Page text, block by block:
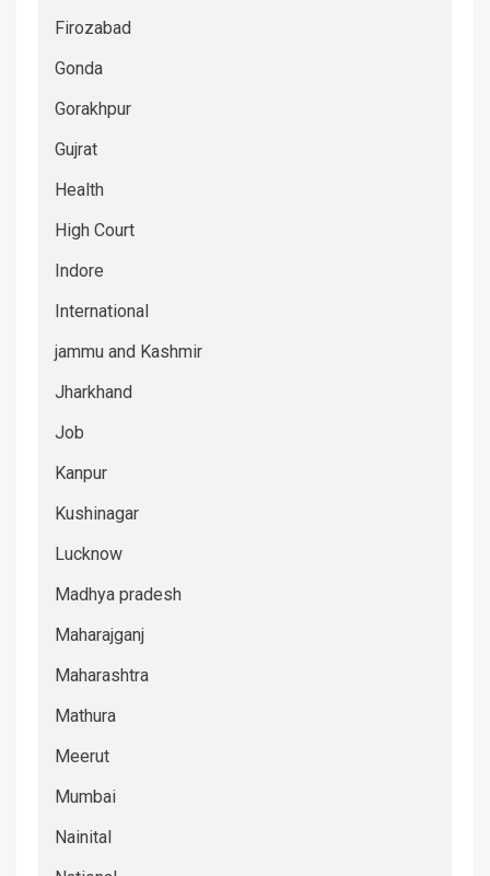
Firozabad
Gonda
Gorakhpur
Gujrat
Health
High Court
Indore
International
jammu and Kashmir
Jharkhand
Job
Kanpur
Kushinagar
Lucknow
Madhya pradesh
Maharajganj
Maharashtra
Mathura
Meerut
Mumbai
Nainital